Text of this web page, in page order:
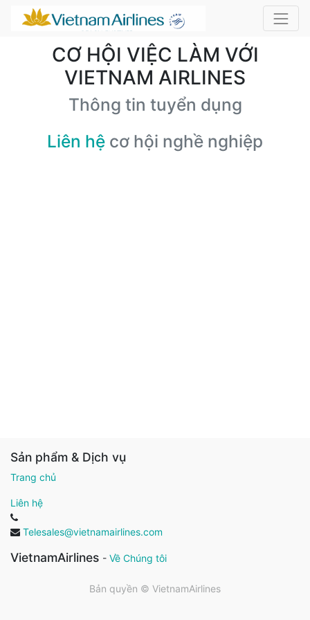
CƠ HỘI VIỆC LÀM VỚI
VIETNAM AIRLINES
Thông tin tuyển dụng
Liên hệ cơ hội nghề nghiệp
Sản phẩm & Dịch vụ
Trang chủ
Liên hệ
Telesales@vietnamairlines.com
VietnamAirlines - Về Chúng tôi
Bản quyền © VietnamAirlines